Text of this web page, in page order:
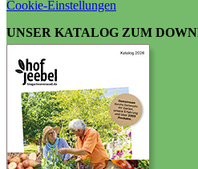
Cookie-Einstellungen
UNSER KATALOG ZUM